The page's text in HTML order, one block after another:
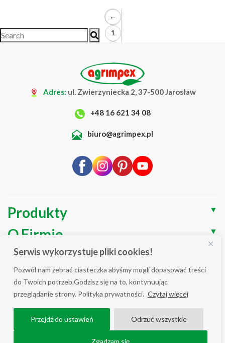
Serwis wykorzystuje pliki cookies!
Pozwól nam zebrać ciasteczka abyśmy mogli dopasować treści
do Twoich potrzeb.Godzisz się na to, kontynuując
przeglądanie strony. Polityka prywatności. Czytaj więcej
Przejdź do ustawień Odrzuć wszystkie
Zgadzam się
←
1
3
Adres: ul. Zwierzyniecka 2, 37-500 Jarosław
+48 16 621 34 08
biuro@agrimpex.pl
Produkty ▼
O Firmie ▼
Blog
Wsparcie
Polityka prywatności / Cookies
WSZELKIE PRAWA ZASTRZEŻONE AGRIMPEX © 2025
COPYRIGHT ALL RIGHT RESERVED.